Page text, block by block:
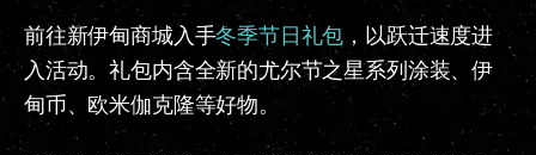
前往新伊甸商城入手冬季节日礼包 ，以跃迁速度进
入活动。礼包内含全新的尤尔节之星系列涂装、伊
甸币、欧米伽克隆等好物。